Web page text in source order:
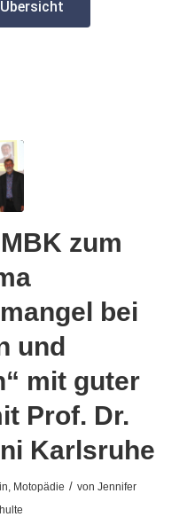
zum
bei
und
mit guter
Prof. Dr.
Karlsruhe
, Motopädie / von Jennifer